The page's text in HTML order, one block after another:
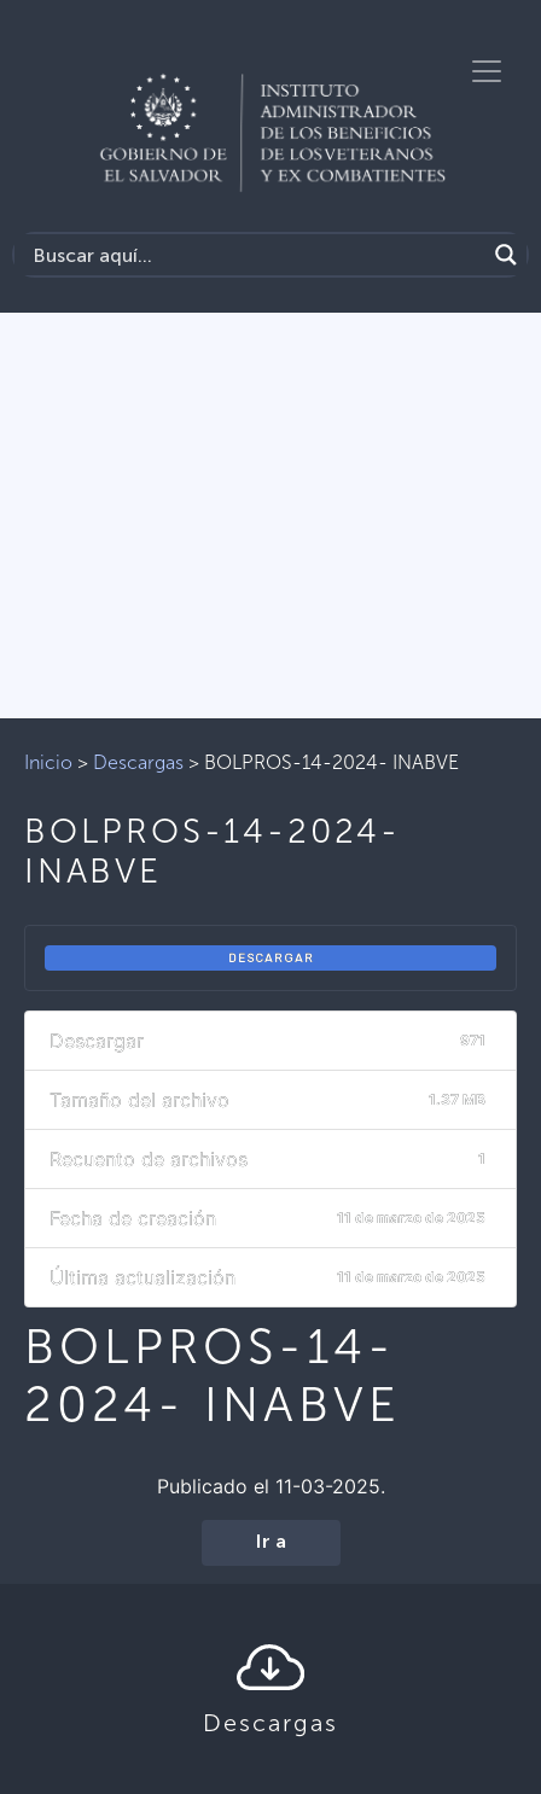
Inicio > Descargas > BOLPROS-14-2024- INABVE
BOLPROS-14-2024-
INABVE
DESCARGAR
Descargar 971
Tamaño del archivo 1.37 MB
Recuento de archivos 1
Fecha de creación 11 de marzo de 2025
Última actualización 11 de marzo de 2025
BOLPROS-14-
2024- INABVE
Publicado el 11-03-2025.
Ir a
Descargas